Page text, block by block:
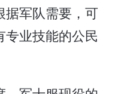
据军队需要，可
专业技能的公民